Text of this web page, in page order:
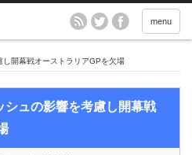
menu
し開幕戦オーストラリアGPを欠場
シュの影響を考慮し開幕戦